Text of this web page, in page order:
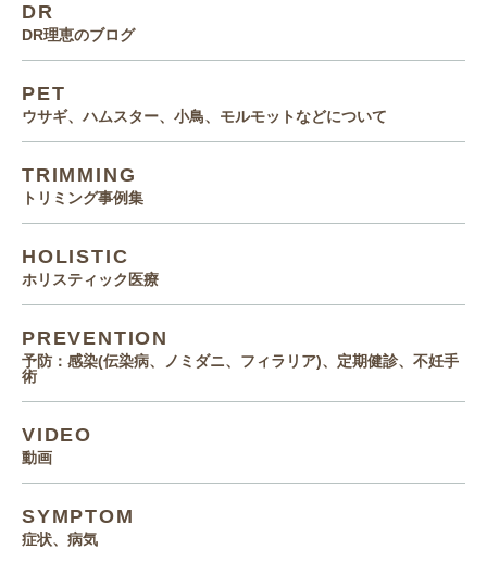
DR
DR理恵のブログ
PET
ウサギ、ハムスター、小鳥、モルモットなどについて
TRIMMING
トリミング事例集
HOLISTIC
ホリスティック医療
PREVENTION
予防：感染(伝染病、ノミダニ、フィラリア)、定期健診、不妊手
術
VIDEO
動画
SYMPTOM
症状、病気